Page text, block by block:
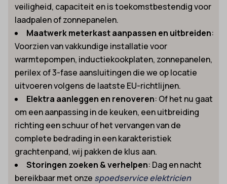
veiligheid, capaciteit en is toekomstbestendig voor
laadpalen of zonnepanelen.
Maatwerk meterkast aanpassen en uitbreiden:
Voorzien van vakkundige installatie voor
warmtepompen, inductiekookplaten, zonnepanelen,
perilex of 3-fase aansluitingen die we op locatie
uitvoeren volgens de laatste EU-richtlijnen.
Elektra aanleggen en renoveren: Of het nu gaat
om een aanpassing in de keuken, een uitbreiding
richting een schuur of het vervangen van de
complete bedrading in een karakteristiek
grachtenpand, wij pakken de klus aan.
Storingen zoeken & verhelpen: Dag en nacht
bereikbaar met onze spoedservice elektricien